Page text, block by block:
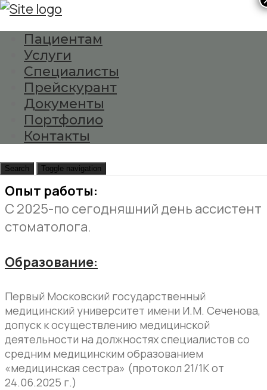
×
Пациентам
Услуги
Специалисты
Прейскурант
Документы
Портфолио
Контакты
Search Toggle navigation
Гриневская Виктория
Главная
Специалисты
Гриневская Виктория
Медицинская сестра
Опыт работы:
С 2025-по сегодняшний день ассистент
стоматолога.
Образование:
Первый Московский государственный
медицинский университет имени И.М. Сеченова,
допуск к осуществлению медицинской
деятельности на должностях специалистов со
средним медицинским образованием
«медицинская сестра» (протокол 21/1К от
24.06.2025 г.)